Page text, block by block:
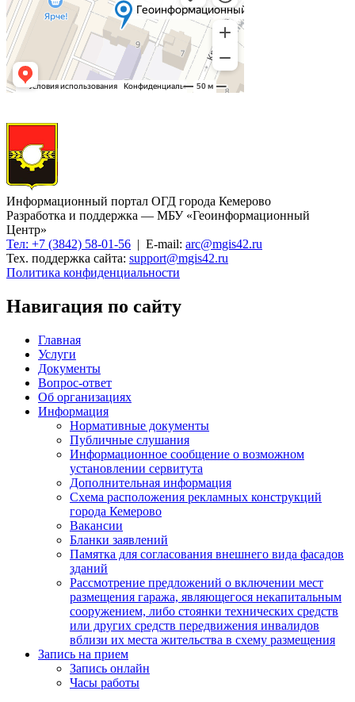
Информационный портал ОГД города Кемерово
Разработка и поддержка — МБУ «Геоинформационный
Центр»
Тел: +7 (3842) 58-01-56 | E-mail: arc@mgis42.ru
Тех. поддержка сайта: support@mgis42.ru
Политика конфиденциальности
Навигация по сайту
Главная
Услуги
Документы
Вопрос-ответ
Об организациях
Информация
Нормативные документы
Публичные слушания
Информационное сообщение о возможном
установлении сервитута
Дополнительная информация
Схема расположения рекламных конструкций
города Кемерово
Вакансии
Бланки заявлений
Памятка для согласования внешнего вида фасадов
зданий
Рассмотрение предложений о включении мест
размещения гаража, являющегося некапитальным
сооружением, либо стоянки технических средств
или других средств передвижения инвалидов
вблизи их места жительства в схему размещения
Запись на прием
Запись онлайн
Часы работы